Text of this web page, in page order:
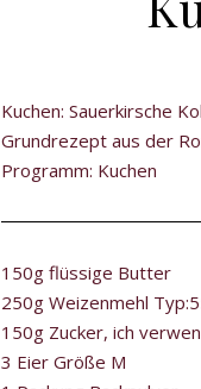
Kuchen: Sauerkirsche
Grundrezept aus der
Programm: Kuchen
150g flüssige Butter
250g Weizenmehl
150g Zucker, ich
3 Eier Größe M